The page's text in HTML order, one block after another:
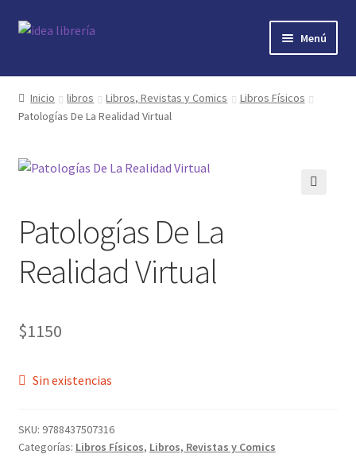
Ir
Ir
Menú
Inicio
contacto
libros
nosotros
novedades
preguntas
Inicio libros Libros, Revistas y Comics
Libros Físicos
Patologías De La Realidad Virtual
Patologías De La
Realidad Virtual
$1150
Sin existencias
SKU: 9788437507316
Categorías: Libros Físicos, Libros, Revistas y Comics